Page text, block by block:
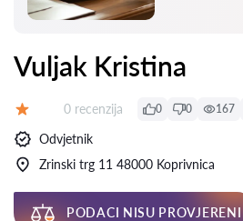
Vuljak Kristina
Recenzija:
0 recenzija 0 0 167
Odvjetnik
Zrinski trg 11 48000 Koprivnica
PODACI NISU PROVJERENI